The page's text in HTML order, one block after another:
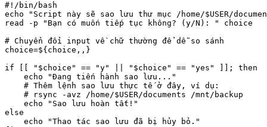
#!/bin/bash
echo "Script này sẽ sao lưu thư mục /home/$USER/
read -p "Bạn có muốn tiếp tục không? (y/N): " choice
# Chuyển đổi input về chữ thường để dễ so sánh
choice=${choice,,}
if [[ "$choice" == "y" || "$choice" == "yes" ]]; then
    echo "Đang tiến hành sao lưu..."
    # Thêm lệnh sao lưu thực tế ở đây, ví dụ:
    # rsync -avz /home/$USER/documents /mnt/backup
    echo "Sao lưu hoàn tất!"
else
    echo "Thao tác sao lưu đã bị hủy bỏ."